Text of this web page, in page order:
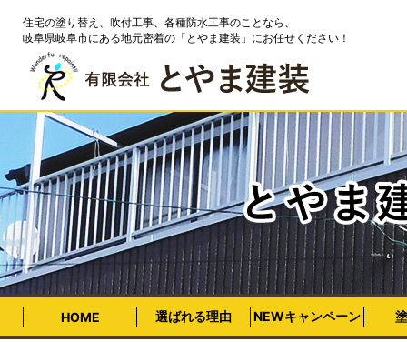
住宅の塗り替え、吹付工事、各種防水工事のことなら、
岐阜県岐阜市にある地元密着の「とやま建装」にお任せください！
HOME 選ばれる理由 NEWキャンペーン